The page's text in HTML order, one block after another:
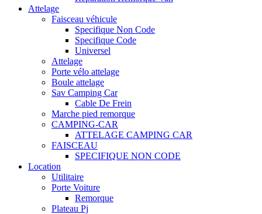
Attelage
Faisceau véhicule
Specifique Non Code
Specifique Code
Universel
Attelage
Porte vélo attelage
Boule attelage
Sav Camping Car
Cable De Frein
Marche pied remorque
CAMPING-CAR
ATTELAGE CAMPING CAR
FAISCEAU
SPECIFIQUE NON CODE
Location
Utilitaire
Porte Voiture
Remorque
Plateau Pj